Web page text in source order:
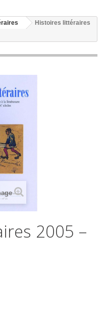
Histoires littéraires
2005 –